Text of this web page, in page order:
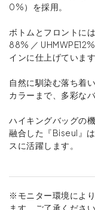
0%）を採用。
ボトムとフロントに
88% ／
インに仕上げています
自然に馴染む落ち着
カラーまで、多彩な
ハイキングバッグの
融合した『Biseul』
スに活躍します。
※モニター環境によ
ます。ご了承ください